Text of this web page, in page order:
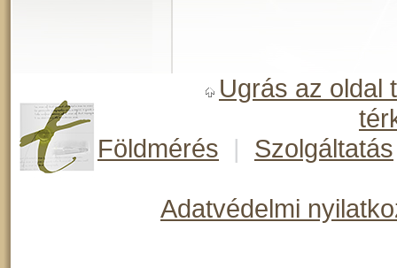
Ugrás az oldal
Földmérés
| Szolgáltatás
Adatvédelmi